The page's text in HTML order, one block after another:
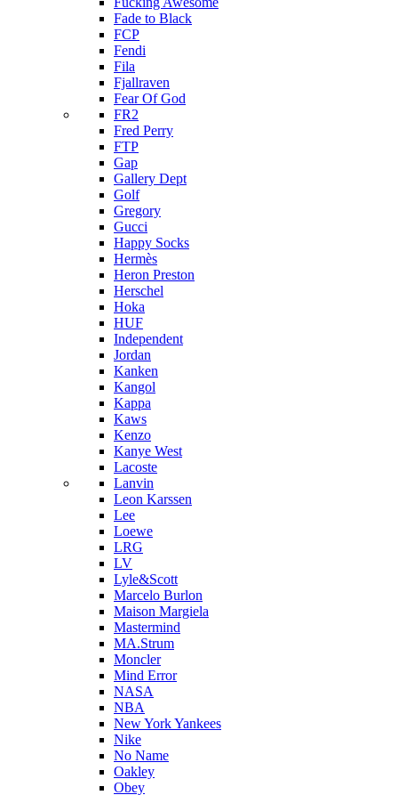
Fade to Black
FCP
Fendi
Fila
Fjallraven
Fear Of God
FR2
Fred Perry
FTP
Gap
Gallery Dept
Golf
Gregory
Gucci
Happy Socks
Hermès
Heron Preston
Hersсhel
Hoka
HUF
Independent
Jordan
Kanken
Kangol
Kappa
Kaws
Kenzo
Kanye West
Lacoste
Lanvin
Leon Karssen
Lee
Loewe
LRG
LV
Lyle&Scott
Marcelo Burlon
Maison Margiela
Mastermind
MA.Strum
Moncler
Mind Error
NASA
NBA
New York Yankees
Nike
No Name
Oakley
Obey